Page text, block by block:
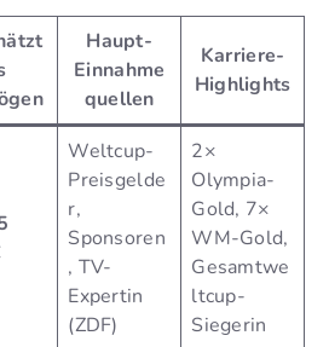
Haupt-
Einnahme
quellen
Karriere-
Highlights
Weltcup-
Preisgelde
r,
Sponsoren
, TV-
Expertin
(ZDF)
2×
Olympia-
Gold, 7×
WM-Gold,
Gesamtwe
ltcup-
Siegerin